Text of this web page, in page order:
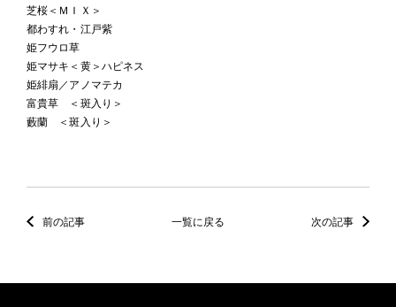
芝桜＜ＭＩＸ＞
都わすれ・江戸紫
姫フウロ草
姫マサキ＜黄＞ハピネス
姫緋扇／アノマテカ
富貴草 ＜斑入り＞
藪蘭 ＜斑入り＞
前の記事 一覧に戻る 次の記事